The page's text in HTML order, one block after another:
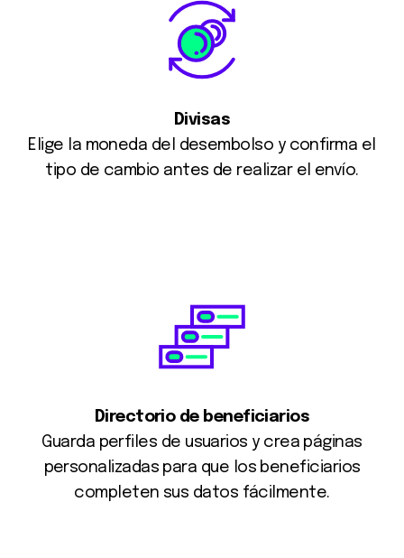
Divisas
Elige la moneda del desembolso y confirma el
tipo de cambio antes de realizar el envío.
Directorio de beneficiarios
Guarda perfiles de usuarios y crea páginas
personalizadas para que los beneficiarios
completen sus datos fácilmente.